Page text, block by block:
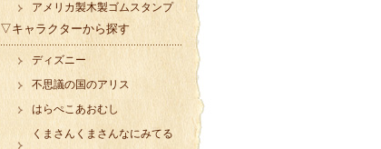
アメリカ製木製ゴムスタンプ
▽キャラクターから探す
ディズニー
不思議の国のアリス
はらぺこあおむし
くまさんくまさんなにみてる